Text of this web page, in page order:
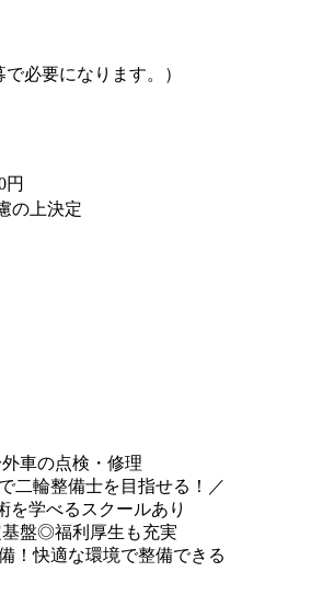
必要になります。）
円
の上決定
車の点検・修理
二輪整備士を目指せる！／
を学べるスクールあり
盤◎福利厚生も充実
！快適な環境で整備できる